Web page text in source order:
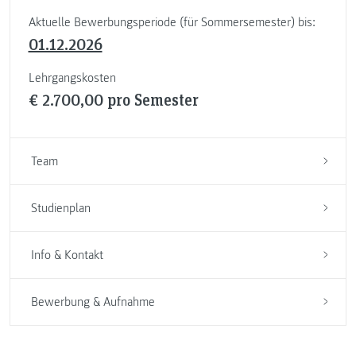
Aktuelle Bewerbungsperiode (für Sommersemester) bis:
01.12.2026
Lehrgangskosten
€ 2.700,00 pro Semester
Team
Studienplan
Info & Kontakt
Bewerbung & Aufnahme